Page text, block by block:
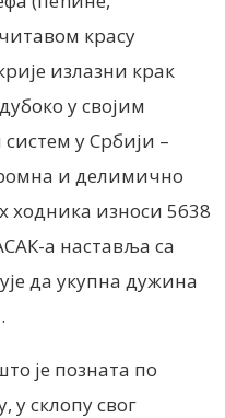
красу
излазни крак
у својим
у Србији –
и делимично
износи 5638
а наставља са
да укупна дужина
је позната по
у склопу свог